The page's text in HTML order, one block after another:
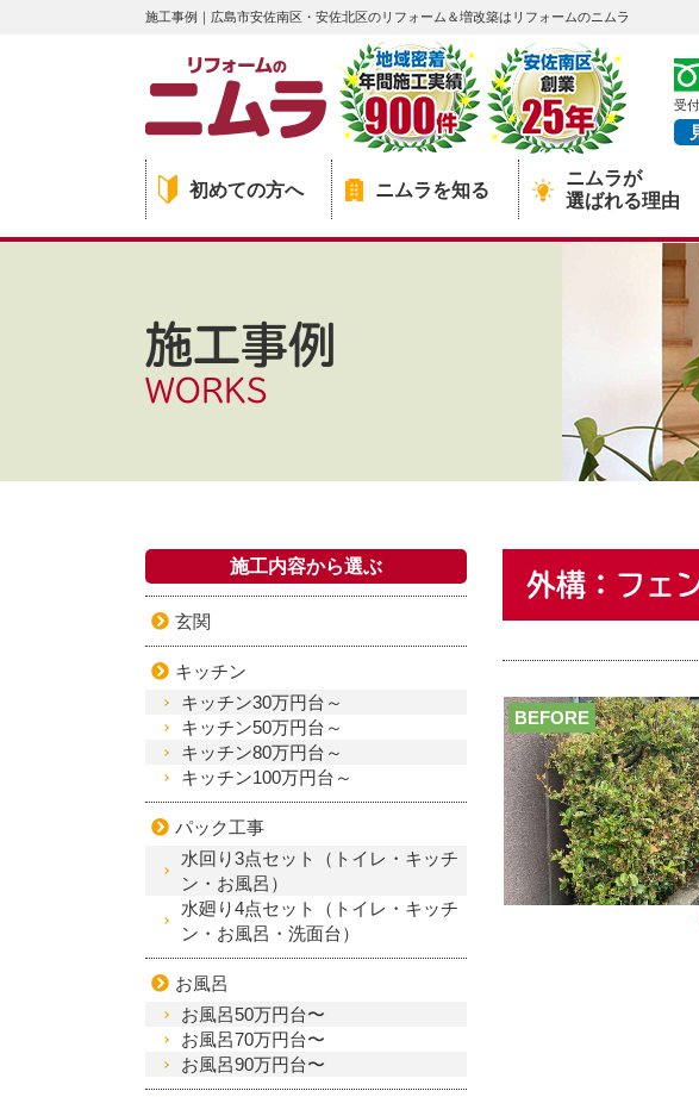
施工事例｜広島市安佐南区・安佐北区のリフォーム＆増改築はリフォームのニムラ
受
初めての方へ ニムラを知る
ニムラが
選ばれる理由
施工事例
WORKS
外構：フェ
BEFORE
施工内容から選ぶ
玄関
キッチン
キッチン30万円台～
キッチン50万円台～
キッチン80万円台～
キッチン100万円台～
パック工事
水回り3点セット（トイレ・キッチ
ン・お風呂）
水廻り4点セット（トイレ・キッチ
ン・お風呂・洗面台）
お風呂
お風呂50万円台〜
お風呂70万円台〜
お風呂90万円台〜